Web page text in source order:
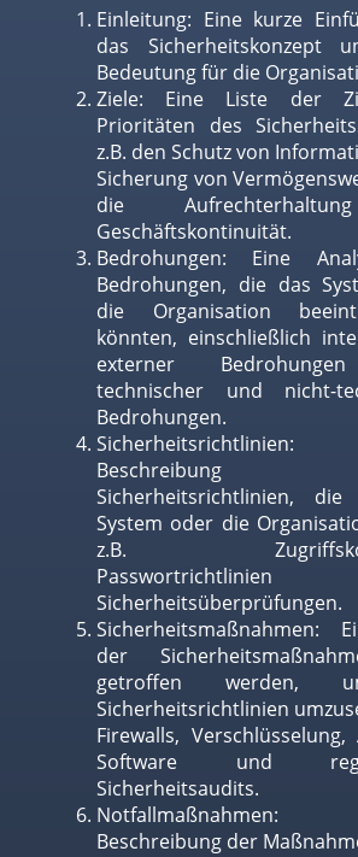
Einleitung: Eine kurze
das Sicherheitskonzept
Bedeutung für die
Ziele: Eine Liste der
Prioritäten des
z.B. den Schutz von
Sicherung von
die
Geschäftskontinuität.
Bedrohungen: Eine
Bedrohungen, die das
die Organisation
könnten, einschließlich
externer
technischer und nicht-
Bedrohungen.
Sicherheitsrichtlinien,
System oder die
z.B.
Sicherheitsüberprüfungen.
Sicherheitsmaßnahmen:
der
getroffen werden,
Sicherheitsrichtlinien
Firewalls, Verschlüsselung,
Software und
Sicherheitsaudits.
Beschreibung der